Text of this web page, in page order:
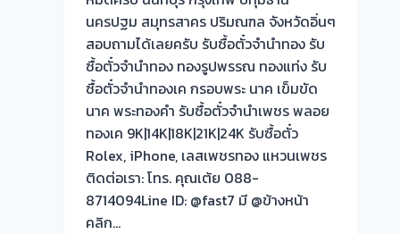
นครปฐม สมุทรสาคร ปริมณฑล จังหวัดอิ่นๆ
สอบถามได้เลยครับ รับซื้อตั๋วจำนำทอง รับ
ซื้อตั๋วจำนำทอง ทองรูปพรรณ ทองแท่ง รับ
ซื้อตั๋วจำนำทองเค กรอบพระ นาค เข็มขัด
นาค พระทองคำ รับซื้อตั๋วจำนำเพชร พลอย
ทองเค 9K|14K|18K|21K|24K รับซื้อตั๋ว
Rolex, iPhone, เลสเพชรทอง แหวนเพชร
ติดต่อเรา: โทร. คุณเต้ย 088-
8714094Line ID: @fast7 มี @ข้างหน้า
คลิก…